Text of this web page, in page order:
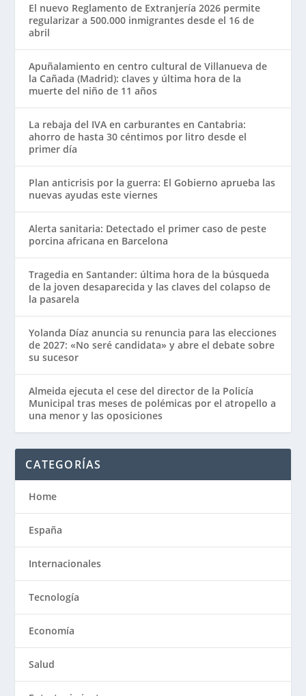
El nuevo Reglamento de Extranjería 2026 permite
regularizar a 500.000 inmigrantes desde el 16 de
abril
Apuñalamiento en centro cultural de Villanueva de
la Cañada (Madrid): claves y última hora de la
muerte del niño de 11 años
La rebaja del IVA en carburantes en Cantabria:
ahorro de hasta 30 céntimos por litro desde el
primer día
Plan anticrisis por la guerra: El Gobierno aprueba las
nuevas ayudas este viernes
Alerta sanitaria: Detectado el primer caso de peste
porcina africana en Barcelona
Tragedia en Santander: última hora de la búsqueda
de la joven desaparecida y las claves del colapso de
la pasarela
Yolanda Díaz anuncia su renuncia para las elecciones
de 2027: «No seré candidata» y abre el debate sobre
su sucesor
Almeida ejecuta el cese del director de la Policía
Municipal tras meses de polémicas por el atropello a
una menor y las oposiciones
CATEGORÍAS
Home
España
Internacionales
Tecnología
Economía
Salud